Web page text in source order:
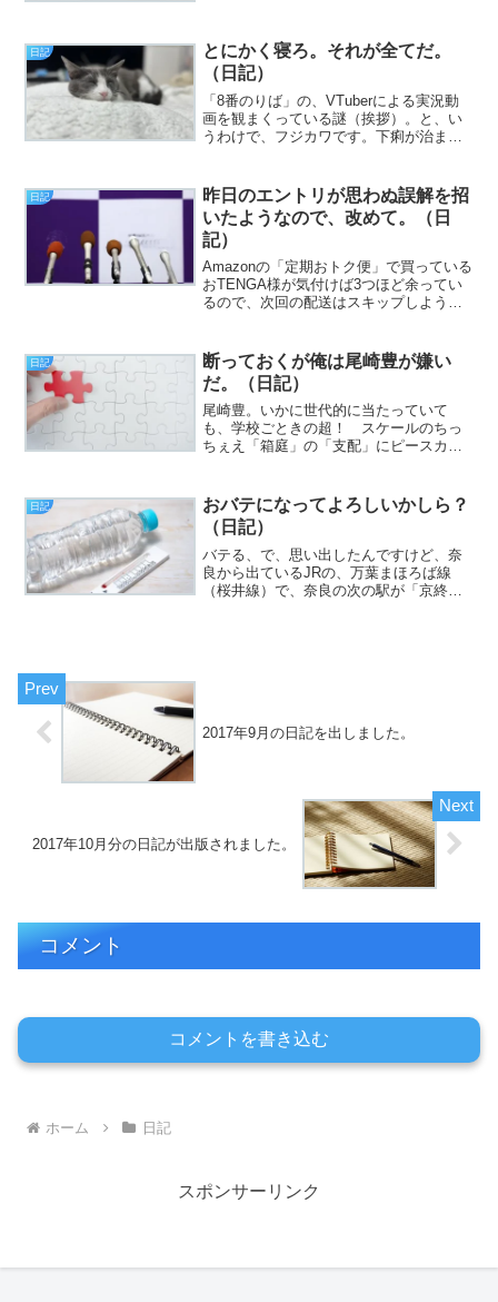
毛め！」とかいった話で...
日記
とにかく寝ろ。それが全てだ。
（日記）
「8番のりば」の、VTuberによる実況動
画を観まくっている謎（挨拶）。と、い
うわけで、フジカワです。下痢が治まっ
日、皆様いかがお過ごしでしょうか。今
日のエントリは、「...
日記
昨日のエントリが思わぬ誤解を招
いたようなので、改めて。（日
記）
Amazonの「定期おトク便」で買っている
おTENGA様が気付けば3つほど余ってい
るので、次回の配送はスキップしようと
僕がANA AMEXカードを持っていること
を姉に言...
日記
断っておくが俺は尾崎豊が嫌い
だ。（日記）
尾崎豊。いかに世代的に当たっていて
も、学校ごときの超！ スケールのちっ
ちぇえ「箱庭」の「支配」にピースカわ
とか。立派な器物損壊と窃盗罪だぞ？
お前のケツを（主に金銭面で...
日記
おバテになってよろしいかしら？
（日記）
バテる、で、思い出したんですけど、奈
良から出ているJRの、万葉まほろば線
（桜井線）で、奈良の次の駅が「京終き
2017年9月の日記を出しました。
2017年10月分の日記が出版されました。
コメント
コメントを書き込む
ホーム 日記
スポンサーリンク